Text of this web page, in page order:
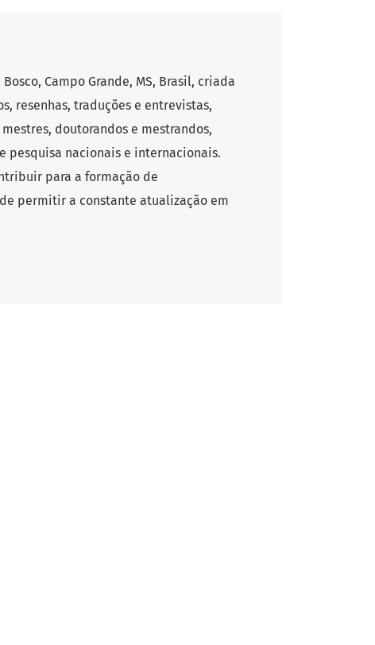
Campo Grande, MS, Brasil, criada
resenhas, traduções e entrevistas,
doutorandos e mestrandos,
pesquisa nacionais e internacionais.
para a formação de
permitir a constante atualização em
diretrizes de publicação da revista. O